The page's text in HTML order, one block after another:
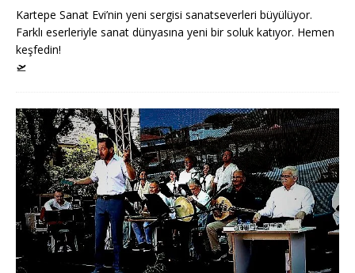
Kartepe Sanat Evi’nin yeni sergisi sanatseverleri büyülüyor.
Farklı eserleriyle sanat dünyasına yeni bir soluk katıyor. Hemen
keşfedin!
🛫